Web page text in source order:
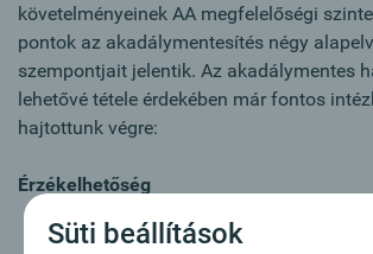
követelményeinek AA megfelelőségi
pontok az akadálymentesítés négy
szempontjait jelentik. Az akadálymentes
lehetővé tétele érdekében már fontos
hajtottunk végre:
Érzékelhetőség
kontrasztú színeket használunk, és
Süti beállítások